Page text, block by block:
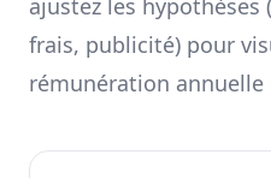
ajustez les
frais, publicité) pour
rémunération annuelle